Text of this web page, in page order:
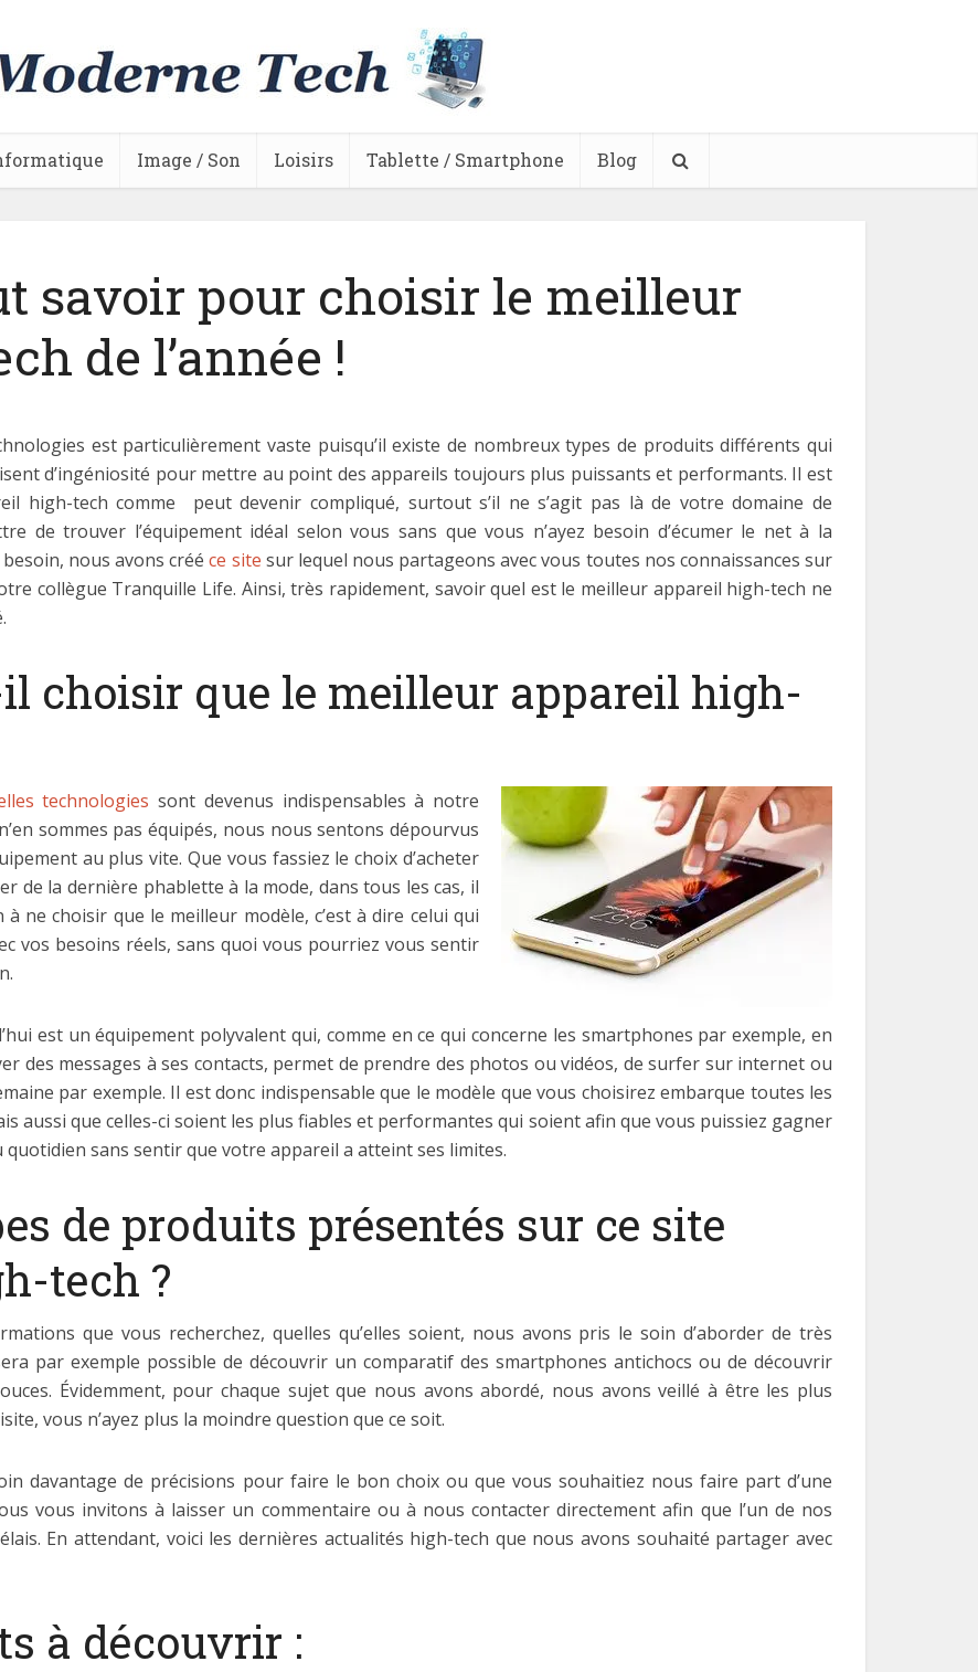
Image / Son Loisirs Tablette / Smartphone Blog
savoir pour choisir le meilleur
de l’année !
est particulièrement vaste puisqu’il existe de nombreux types de produits différents qui
d’ingéniosité pour mettre au point des appareils toujours plus puissants et performants. Il est
high-tech comme peut devenir compliqué, surtout s’il ne s’agit pas là de votre domaine de
de trouver l’équipement idéal selon vous sans que vous n’ayez besoin d’écumer le net à la
nous avons crééce site sur lequel nous partageons avec vous toutes nos connaissances sur
collègue Tranquille Life. Ainsi, très rapidement, savoir quel est le meilleur appareil high-tech ne
choisir que le meilleur appareil high-
technologies sont devenus indispensables à notre
sommes pas équipés, nous nous sentons dépourvus
au plus vite. Que vous fassiez le choix d’acheter
de la dernière phablette à la mode, dans tous les cas, il
ne choisir que le meilleur modèle, c’est à dire celui qui
vos besoins réels, sans quoi vous pourriez vous sentir
est un équipement polyvalent qui, comme en ce qui concerne les smartphones par exemple, en
des messages à ses contacts, permet de prendre des photos ou vidéos, de surfer sur internet ou
par exemple. Il est donc indispensable que le modèle que vous choisirez embarque toutes les
aussi que celles-ci soient les plus fiables et performantes qui soient afin que vous puissiez gagner
sans sentir que votre appareil a atteint ses limites.
de produits présentés sur ce site
tech ?
que vous recherchez, quelles qu’elles soient, nous avons pris le soin d’aborder de très
par exemple possible de découvrir un comparatif des smartphones antichocs ou de découvrir
Évidemment, pour chaque sujet que nous avons abordé, nous avons veillé à être les plus
vous n’ayez plus la moindre question que ce soit.
davantage de précisions pour faire le bon choix ou que vous souhaitiez nous faire part d’une
vous invitons à laisser un commentaire ou à nous contacter directement afin que l’un de nos
En attendant, voici les dernières actualités high-tech que nous avons souhaité partager avec
à découvrir :